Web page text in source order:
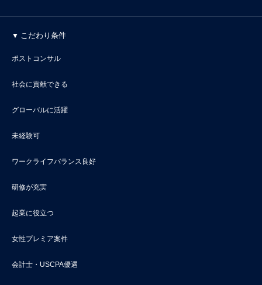
こだわり条件
ポストコンサル
社会に貢献できる
グローバルに活躍
未経験可
ワークライフバランス良好
研修が充実
起業に役立つ
女性プレミア案件
会計士・USCPA優遇